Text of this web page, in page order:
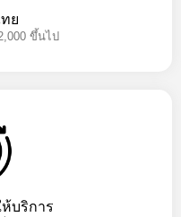
ย
ขึ้นไป
ห้บริการ